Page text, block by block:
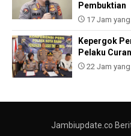
Pembuktian
17 Jam
Kepergok
Pelaku
22 Jam
Jambiupdate.co